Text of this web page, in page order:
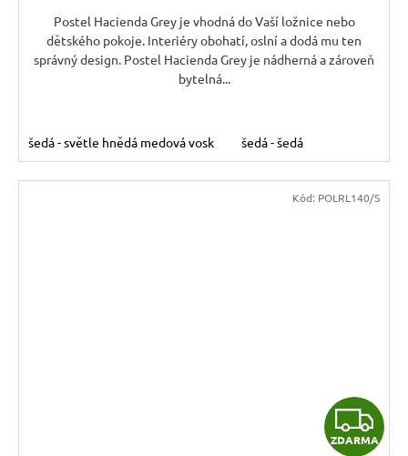
Postel Hacienda Grey je vhodná do Vaší ložnice nebo
dětského pokoje. Interiéry obohatí, oslní a dodá mu ten
správný design. Postel Hacienda Grey je nádherná a zároveň
bytelná...
šedá - světle hnědá medová vosk šedá - šedá
Z
ZDARMA
Kód: POLRL140/S